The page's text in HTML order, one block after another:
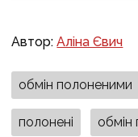
Автор:Аліна Євич
обмін полоненими
полонені обмін